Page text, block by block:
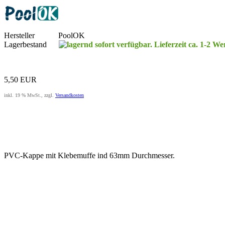
Hersteller
PoolOK
Lagerbestand
sofort verfügbar. Lieferzeit ca. 1-2
5,50 EUR
inkl. 19 % MwSt., zzgl. Versandkosten
PVC-Kappe mit Klebemuffe ind 63mm Durchmesser.